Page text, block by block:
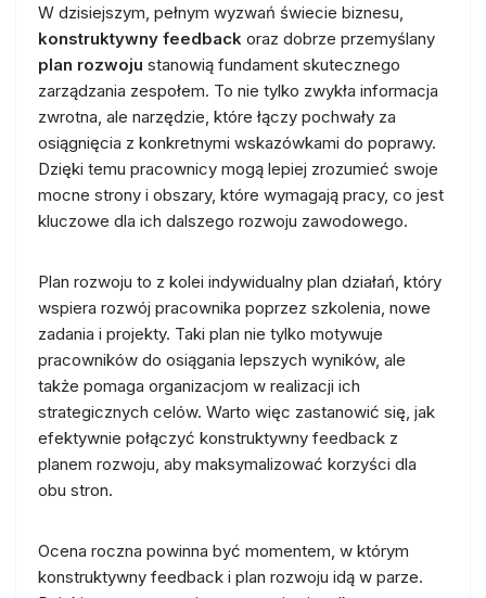
W dzisiejszym, pełnym wyzwań świecie biznesu,
konstruktywny feedback oraz dobrze przemyślany
plan rozwoju stanowią fundament skutecznego
zarządzania zespołem. To nie tylko zwykła informacja
zwrotna, ale narzędzie, które łączy pochwały za
osiągnięcia z konkretnymi wskazówkami do poprawy.
Dzięki temu pracownicy mogą lepiej zrozumieć swoje
mocne strony i obszary, które wymagają pracy, co jest
kluczowe dla ich dalszego rozwoju zawodowego.
Plan rozwoju to z kolei indywidualny plan działań, który
wspiera rozwój pracownika poprzez szkolenia, nowe
zadania i projekty. Taki plan nie tylko motywuje
pracowników do osiągania lepszych wyników, ale
także pomaga organizacjom w realizacji ich
strategicznych celów. Warto więc zastanowić się, jak
efektywnie połączyć konstruktywny feedback z
planem rozwoju, aby maksymalizować korzyści dla
obu stron.
Ocena roczna powinna być momentem, w którym
konstruktywny feedback i plan rozwoju idą w parze.